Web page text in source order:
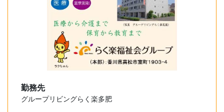
勤務先
グループリビングらく楽多肥